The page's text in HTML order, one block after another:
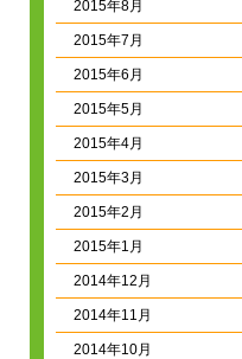
2015年8月
2015年7月
2015年6月
2015年5月
2015年4月
2015年3月
2015年2月
2015年1月
2014年12月
2014年11月
2014年10月